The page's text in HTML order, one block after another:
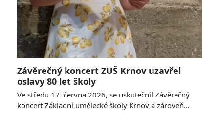
Závěrečný koncert ZUŠ Krnov uzavřel
oslavy 80 let školy
Ve středu 17. června 2026, se uskutečnil Závěrečný
koncert Základní umělecké školy Krnov a zároveň…